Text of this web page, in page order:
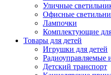
Уличные
Офисные
Лампочки
Комплектующие
Товары для детей
Игрушки для детей
Радиоуправляемые
Детский транспорт